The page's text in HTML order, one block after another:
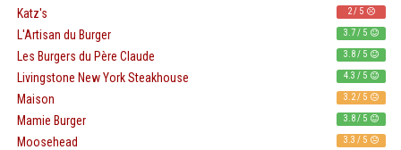
2 / 5
Katz's
3.7 / 5
L'Artisan du Burger
3.8 / 5
Les Burgers du Père Claude
4.3 / 5
Livingstone New York Steakhouse
3.2 / 5
Maison
3.8 / 5
Mamie Burger
3.3 / 5
Moosehead